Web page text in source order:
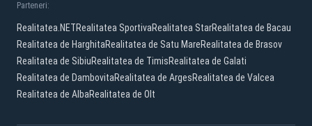
Parteneri:
Realitatea.NETRealitatea SportivaRealitatea StarRealitatea de Bacau
Realitatea de HarghitaRealitatea de Satu MareRealitatea de Brasov
Realitatea de SibiuRealitatea de TimisRealitatea de Galati
Realitatea de DambovitaRealitatea de ArgesRealitatea de Valcea
Realitatea de AlbaRealitatea de Olt